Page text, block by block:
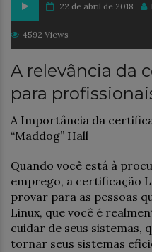
22 de abril de 2018
4592 Views
A relevância da
para
A Importância da
“Maddog” Hall
Quando você está à
emprego, a certificação
provar para as pessoas
Linux, que você é
cuidar de seus sistemas,
tornar seus sistemas